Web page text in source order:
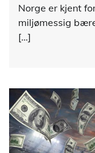
Norge er kjent
miljømessig
[…]